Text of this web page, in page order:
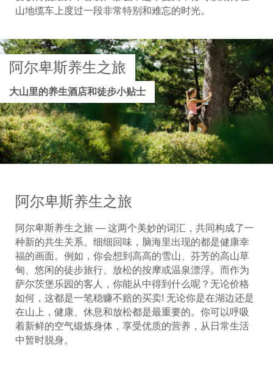
山地缆车上度过一段非常特别和难忘的时光。
阿尔卑斯养生之旅
大山里的养生酒店和徒步小贴士
阿尔卑斯养生之旅
阿尔卑斯养生之旅 — 这两个美妙的词汇，共同构成了一
种新的共生关系。细细回味，脑海里出现的都是健康幸
福的画面。例如，你会想到高高的雪山、芬芳的高山草
甸、悠闲的徒步旅行、放松的按摩或温泉漂浮。而作为
萨尔茨堡乐园的客人，你能从中得到什么呢？无论价格
如何，这都是一笔稳赚不赔的买卖! 无论你是在湖边还是
在山上，健康、休息和放松都是最重要的。你可以呼吸
着新鲜的空气锻炼身体，享受优质的营养，从日常生活
中暂时脱身。